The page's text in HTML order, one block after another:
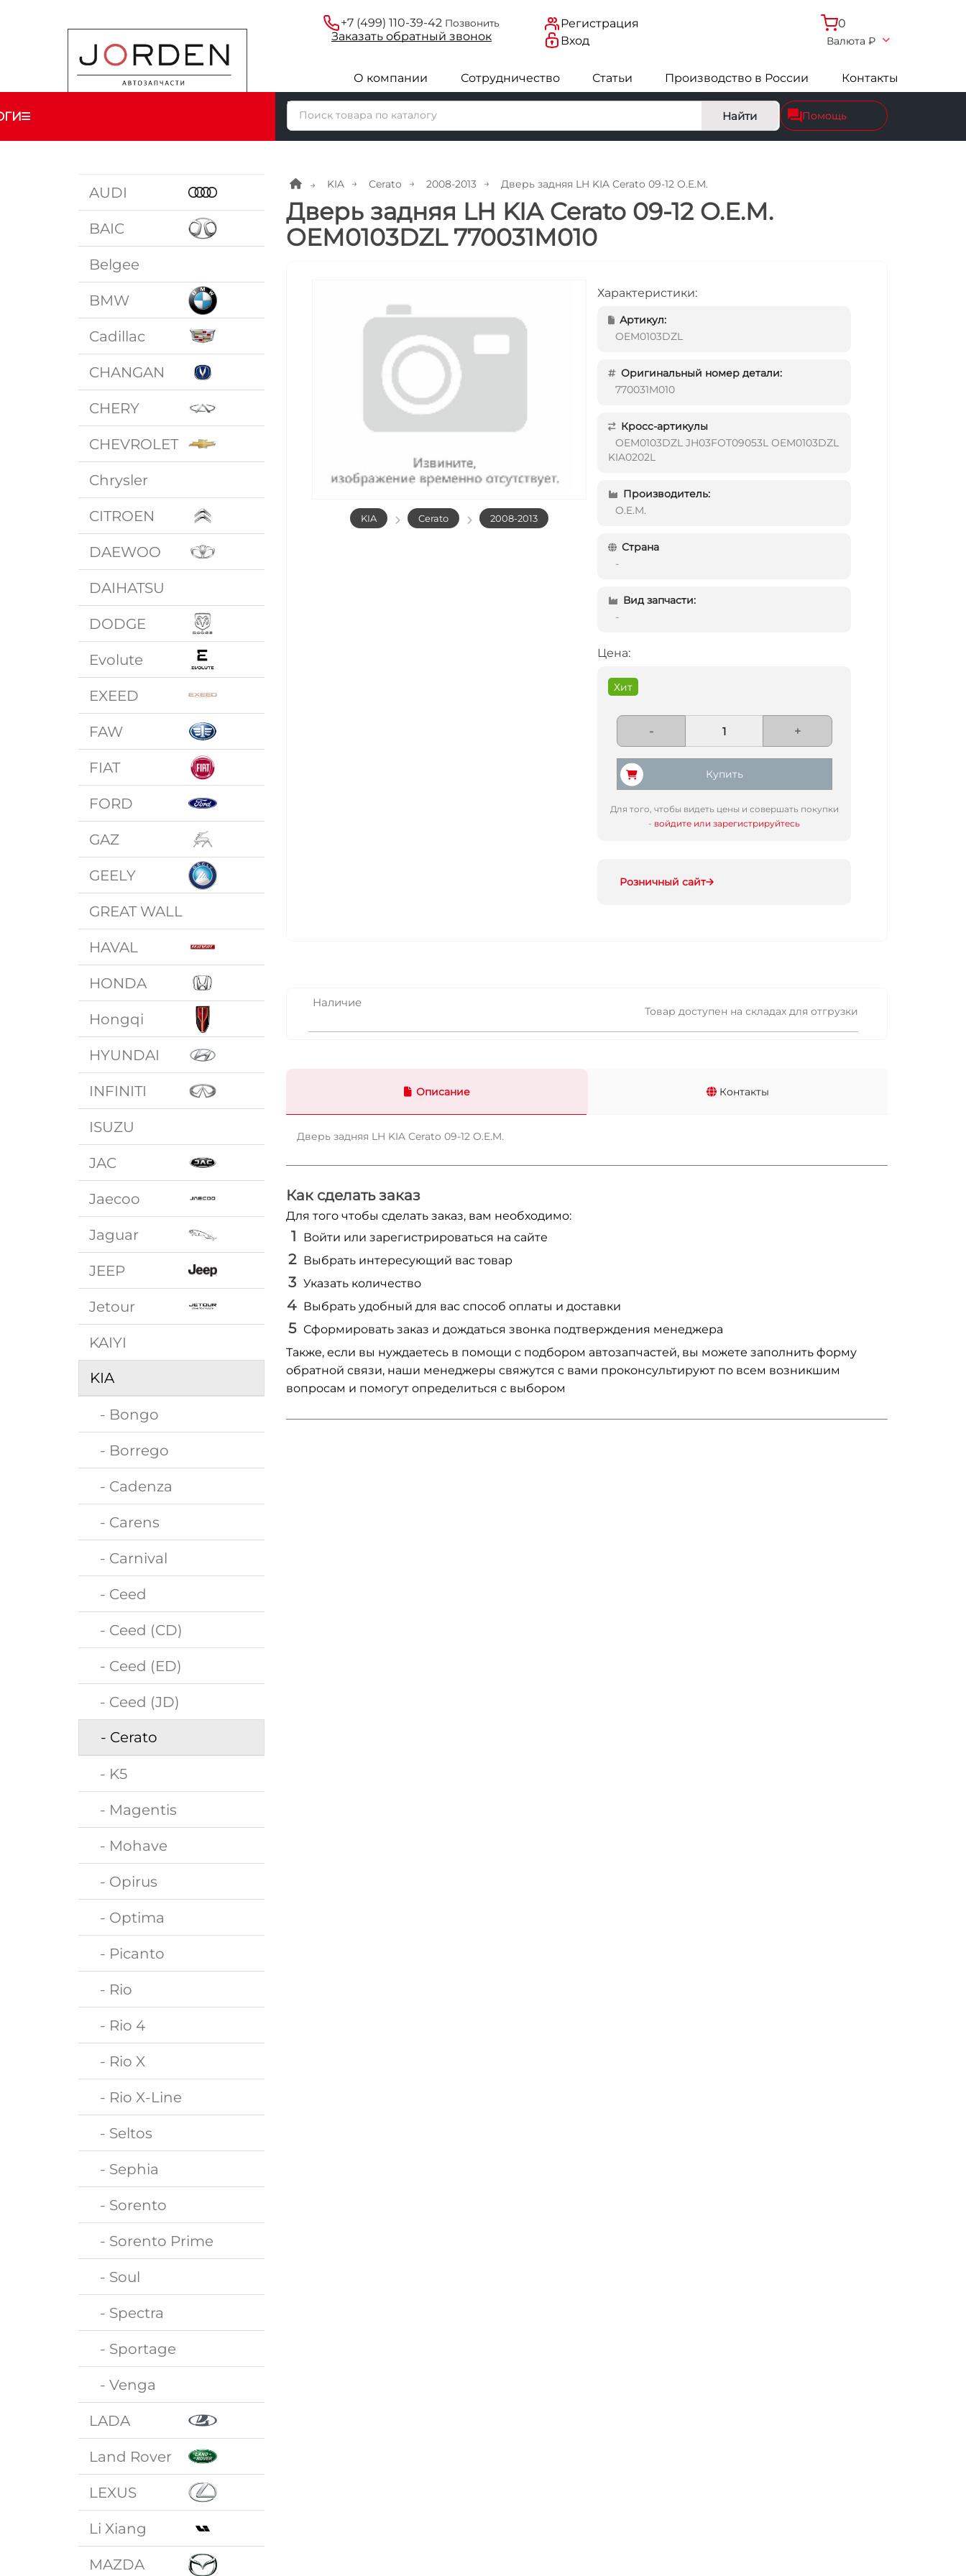
+7 (499) 110-39-42 Позвонить
Заказатьобратныйзвонок
Регистрация
Вход
0
Валюта ₽
О компании Сотрудничество Статьи Производство в России Контакты
Найти Помощь
AUDI
BAIC
Belgee
BMW
Cadillac
CHANGAN
CHERY
CHEVROLET
Chrysler
CITROEN
DAEWOO
DAIHATSU
DODGE
Evolute
EXEED
FAW
FIAT
FORD
GAZ
GEELY
GREAT WALL
HAVAL
HONDA
Hongqi
HYUNDAI
INFINITI
ISUZU
JAC
Jaecoo
Jaguar
JEEP
Jetour
KAIYI
KIA
- Bongo
- Borrego
- Cadenza
- Carens
- Carnival
- Ceed
- Ceed (CD)
- Ceed (ED)
- Ceed (JD)
- Cerato
- K5
- Magentis
- Mohave
- Opirus
- Optima
- Picanto
- Rio
- Rio 4
- Rio X
- Rio X-Line
- Seltos
- Sephia
- Sorento
- Sorento Prime
- Soul
- Spectra
- Sportage
- Venga
LADA
Land Rover
LEXUS
Li Xiang
MAZDA
KIA Cerato 2008-2013 Дверь задняя LH KIA Cerato 09-12 O.E.M.
Дверь задняя LH KIA Cerato 09-12 O.E.M.
OEM0103DZL 770031M010
KIA Cerato 2008-2013
Характеристики:
Артикул:
OEM0103DZL
Оригинальный номер детали:
770031M010
Кросс-артикулы
OEM0103DZL JH03FOT09053L OEM0103DZL
KIA0202L
Производитель:
O.E.M.
Страна
-
Вид запчасти:
-
Цена:
Хит
- +
Купить
Для того, чтобы видеть цены и совершать покупки
- войдите или зарегистрируйтесь
Розничный сайт
Наличие
Товар доступен на складах для отгрузки
Описание Контакты
Дверь задняя LH KIA Cerato 09-12 O.E.M.
Как сделать заказ
Для того чтобы сделать заказ, вам необходимо:
Войти или зарегистрироваться на сайте
Выбрать интересующий вас товар
Указать количество
Выбрать удобный для вас способ оплаты и доставки
Сформировать заказ и дождаться звонка подтверждения менеджера
Также, если вы нуждаетесь в помощи с подбором автозапчастей, вы можете заполнить форму
обратной связи, наши менеджеры свяжутся с вами проконсультируют по всем возникшим
вопросам и помогут определиться с выбором